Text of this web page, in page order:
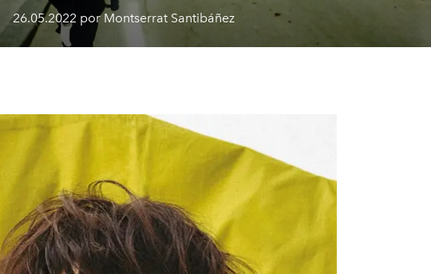
26.05.2022 por Montserrat Santibáñez